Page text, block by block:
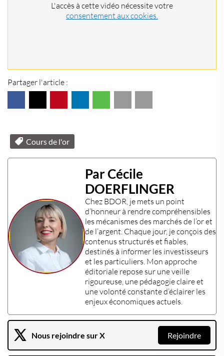
L'accès à cette vidéo nécessite votre
consentement aux cookies.
Partager l'article :
Cours de l'or
Par Cécile
DOERFLINGER
Chez BDOR, je mets un point
d’honneur à rendre compréhensibles
les mécanismes des marchés de l’or et
de l’argent. Chaque jour, je conçois des
contenus structurés et fiables,
destinés à informer les investisseurs
et les particuliers. Mon approche
éditoriale repose sur une veille
rigoureuse, une pédagogie claire et
une volonté constante d’éclairer les
enjeux économiques actuels.
Nous rejoindre sur X Rejoindre